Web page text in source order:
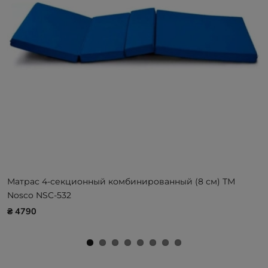
Матрас 4-секционный комбинированный (8 см) ТМ
Nosco NSC-532
₴ 4790